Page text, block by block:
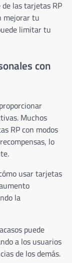
las tarjetas RP
mejorar tu
limitar tu
con
Muchos
RP con modos
lo
usar tarjetas
la
puede
a los usuarios
de los demás.